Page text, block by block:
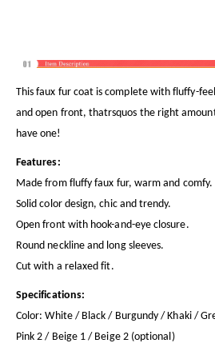
This faux fur coat is complete with fluffy-
and open front, thatrsquos the right
have one!
Features:
Made from fluffy faux fur, warm and comfy.
Solid color design, chic and trendy.
Open front with hook-and-eye closure.
Round neckline and long sleeves.
Cut with a relaxed fit.
Specifications:
Color: White / Black / Burgundy / Khaki /
Pink 2 / Beige 1 / Beige 2 (optional)